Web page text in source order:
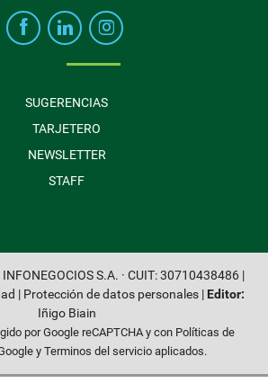
SUGERENCIAS
TARJETERO
NEWSLETTER
STAFF
INFONEGOCIOS S.A. · CUIT: 30710438486 |
| Protección de datos personales| Editor:
Iñigo Biain
por Google reCAPTCHA y con Políticas de
y Terminos del servicioaplicados.